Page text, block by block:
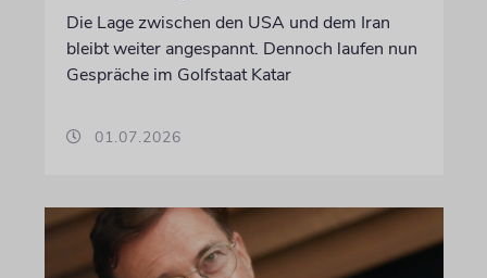
Die Lage zwischen den USA und dem Iran
bleibt weiter angespannt. Dennoch laufen nun
Gespräche im Golfstaat Katar
01.07.2026